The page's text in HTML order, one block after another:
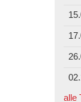
alle